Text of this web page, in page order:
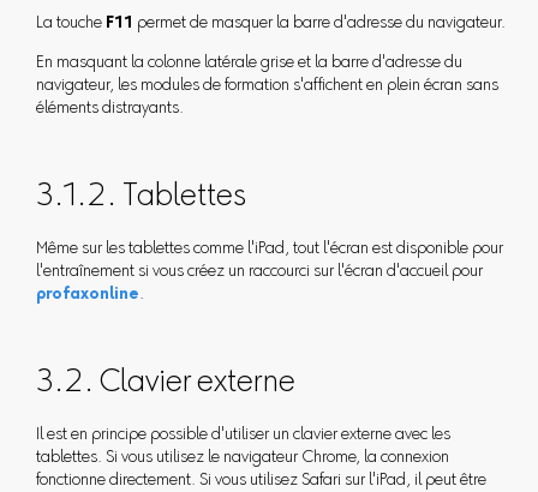
La touche F11 permet de masquer la barre d'adresse du navigateur.
En masquant la colonne latérale grise et la barre d'adresse du
navigateur, les modules de formation s'affichent en plein écran sans
éléments distrayants.
3.1.2. Tablettes
Même sur les tablettes comme l'iPad, tout l'écran est disponible pour
l'entraînement si vous créez un raccourci sur l'écran d'accueil pour
profaxonline.
3.2. Clavier externe
Il est en principe possible d'utiliser un clavier externe avec les
tablettes. Si vous utilisez le navigateur Chrome, la connexion
fonctionne directement. Si vous utilisez Safari sur l'iPad, il peut être